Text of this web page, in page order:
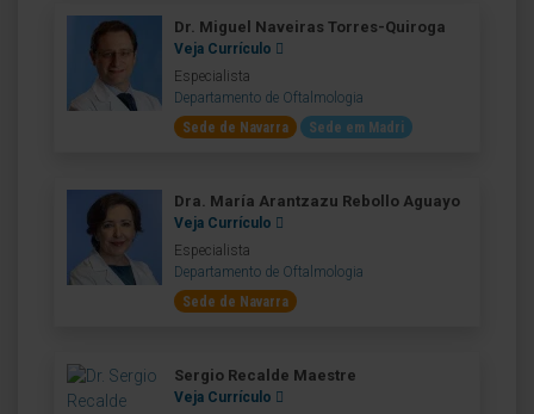
Dr. Miguel Naveiras Torres-Quiroga
Veja Currículo
Especialista
Departamento de Oftalmologia
Sede de Navarra
Sede em Madri
Dra. María Arantzazu Rebollo Aguayo
Veja Currículo
Especialista
Departamento de Oftalmologia
Sede de Navarra
Sergio Recalde Maestre
Veja Currículo